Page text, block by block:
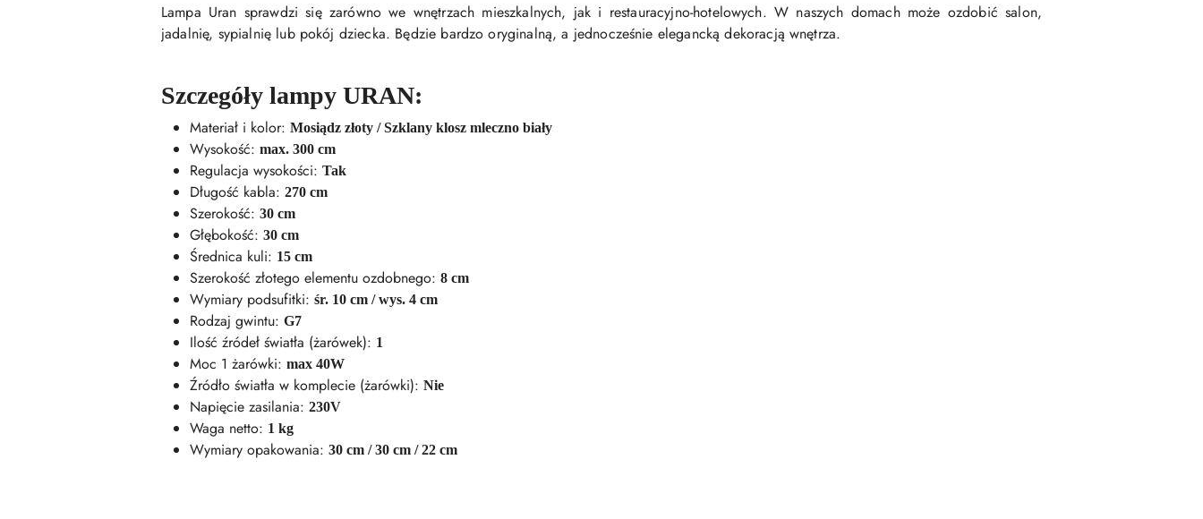
Lampa Uran sprawdzi się zarówno we wnętrzach mieszkalnych, jak i restauracyjno-hotelowych. W naszych domach może ozdobić salon,
jadalnię, sypialnię lub pokój dziecka. Będzie bardzo oryginalną, a jednocześnie elegancką dekoracją wnętrza.
Szczegóły lampy URAN:
Materiał i kolor: Mosiądz złoty / Szklany klosz mleczno biały
Wysokość: max. 300 cm
Regulacja wysokości: Tak
Długość kabla: 270 cm
Szerokość: 30 cm
Głębokość: 30 cm
Średnica kuli: 15 cm
Szerokość złotego elementu ozdobnego: 8 cm
Wymiary podsufitki: śr. 10 cm / wys. 4 cm
Rodzaj gwintu: G7
Ilość źródeł światła (żarówek): 1
Moc 1 żarówki: max 40W
Źródło światła w komplecie (żarówki): Nie
Napięcie zasilania: 230V
Waga netto: 1 kg
Wymiary opakowania: 30 cm / 30 cm / 22 cm